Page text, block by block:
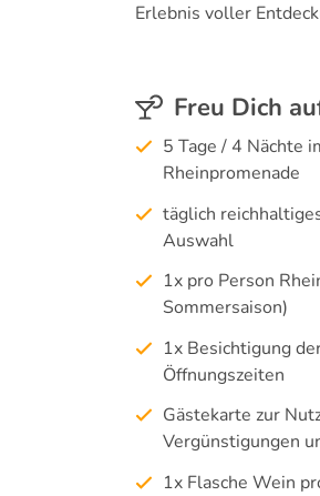
Erlebnis voller
Freu Dich
5 Tage / 4 Nächte
Rheinpromenade
täglich
Auswahl
1x pro Person
Sommersaison)
1x Besichtigung
Öffnungszeiten
Gästekarte zur
Vergünstigungen
1x Flasche Wein